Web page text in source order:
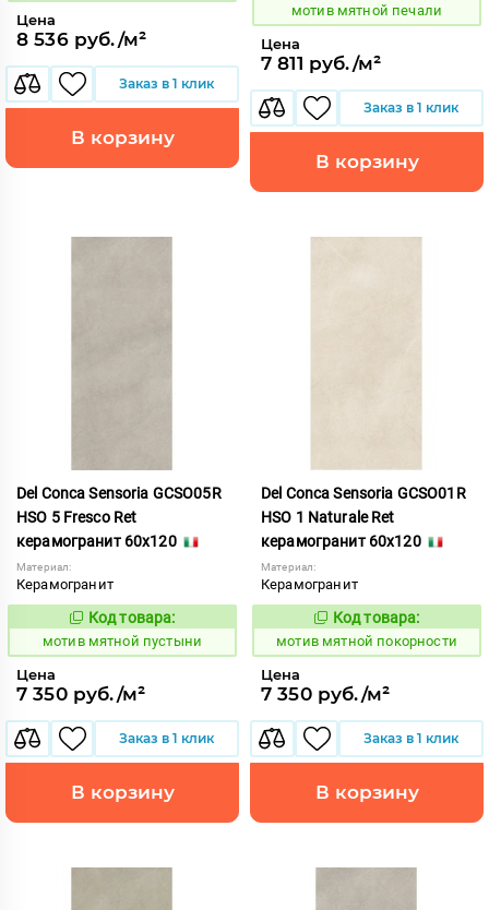
Цена
8 536 руб./м²
Заказ в 1 клик
В корзину
мотив мятной печали
Цена
7 811 руб./м²
Заказ в 1 клик
В корзину
Del Conca Sensoria GCSO05R
HSO 5 Fresco Ret
керамогранит 60x120
Материал:
Керамогранит
1039075
Код товара:
мотив мятной пустыни
Цена
7 350 руб./м²
Заказ в 1 клик
В корзину
Del Conca Sensoria GCSO01R
HSO 1 Naturale Ret
керамогранит 60x120
Материал:
Керамогранит
1039072
Код товара:
мотив мятной покорности
Цена
7 350 руб./м²
Заказ в 1 клик
В корзину